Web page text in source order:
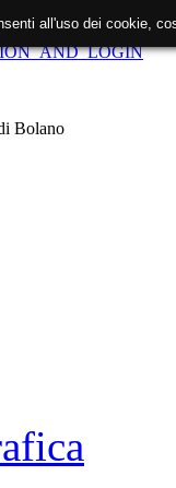
all'uso dei cookie,